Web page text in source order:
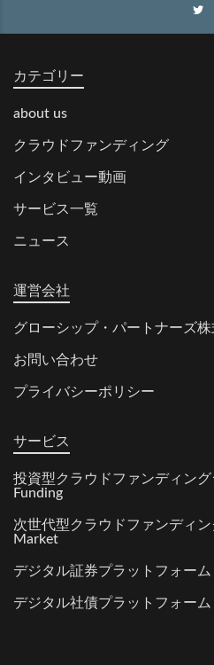
カテゴリー
about us
クラウドファンディング
インタビュー動画
サービス一覧
ニュース
運営会社
グローシップ・パートナーズ株
お問い合わせ
プライバシーポリシー
サービス
投資型クラウドファンディン
Funding
次世代型クラウドファンディ
Market
デジタル証券プラットフォー
デジタル社債プラットフォー